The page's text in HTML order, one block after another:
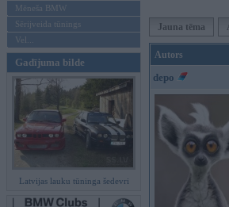
Mēneša BMW
Sērijveida tūnings
Vel...
Gadījuma bilde
Latvijas lauku tūninga šedevri
Jauna tēma
Autors
depo